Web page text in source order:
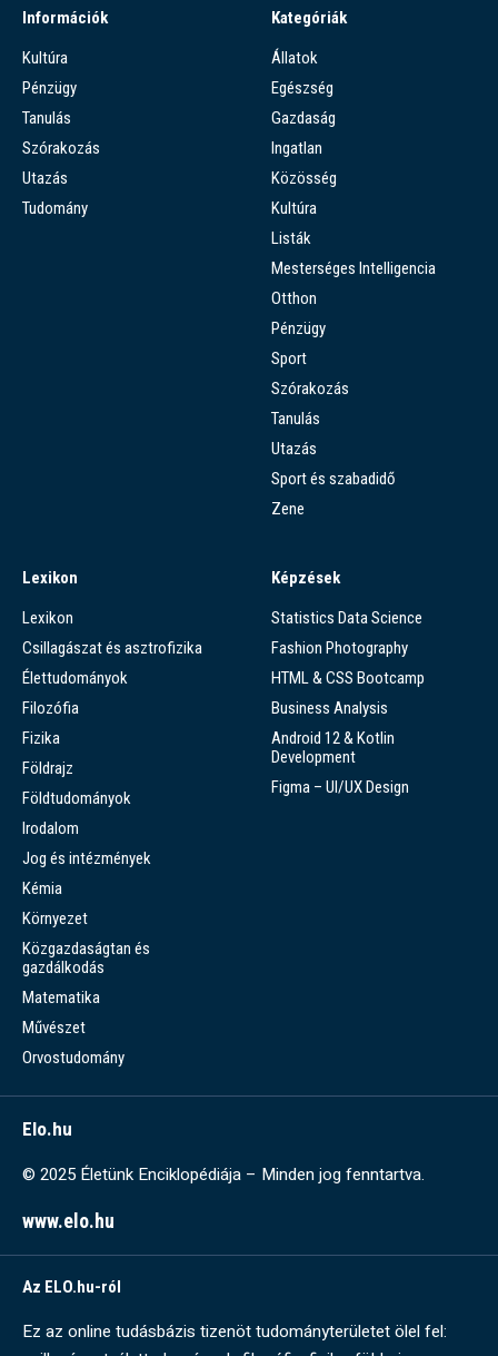
Információk
Kultúra
Pénzügy
Tanulás
Szórakozás
Utazás
Tudomány
Kategóriák
Állatok
Egészség
Gazdaság
Ingatlan
Közösség
Kultúra
Listák
Mesterséges Intelligencia
Otthon
Pénzügy
Sport
Szórakozás
Tanulás
Utazás
Sport és szabadidő
Zene
Lexikon
Lexikon
Csillagászat és asztrofizika
Élettudományok
Filozófia
Fizika
Földrajz
Földtudományok
Irodalom
Jog és intézmények
Kémia
Környezet
Közgazdaságtan és
gazdálkodás
Matematika
Művészet
Orvostudomány
Képzések
Statistics Data Science
Fashion Photography
HTML & CSS Bootcamp
Business Analysis
Android 12 & Kotlin
Development
Figma – UI/UX Design
Elo.hu
© 2025 Életünk Enciklopédiája – Minden jog fenntartva.
www.elo.hu
Az ELO.hu-ról
Ez az online tudásbázis tizenöt tudományterületet ölel fel: